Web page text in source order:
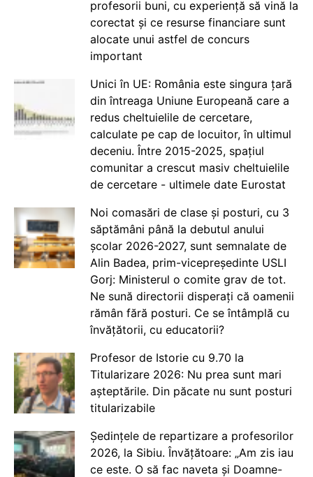
profesorii buni, cu experiență să vină la
corectat și ce resurse financiare sunt
alocate unui astfel de concurs
important
Unici în UE: România este singura țară
din întreaga Uniune Europeană care a
redus cheltuielile de cercetare,
calculate pe cap de locuitor, în ultimul
deceniu. Între 2015-2025, spațiul
comunitar a crescut masiv cheltuielile
de cercetare - ultimele date Eurostat
Noi comasări de clase și posturi, cu 3
săptămâni până la debutul anului
școlar 2026-2027, sunt semnalate de
Alin Badea, prim-vicepreședinte USLI
Gorj: Ministerul o comite grav de tot.
Ne sună directorii disperați că oamenii
rămân fără posturi. Ce se întâmplă cu
învățătorii, cu educatorii?
Profesor de Istorie cu 9.70 la
Titularizare 2026: Nu prea sunt mari
așteptările. Din păcate nu sunt posturi
titularizabile
Ședințele de repartizare a profesorilor
2026, la Sibiu. Învățătoare: „Am zis iau
ce este. O să fac naveta și Doamne-